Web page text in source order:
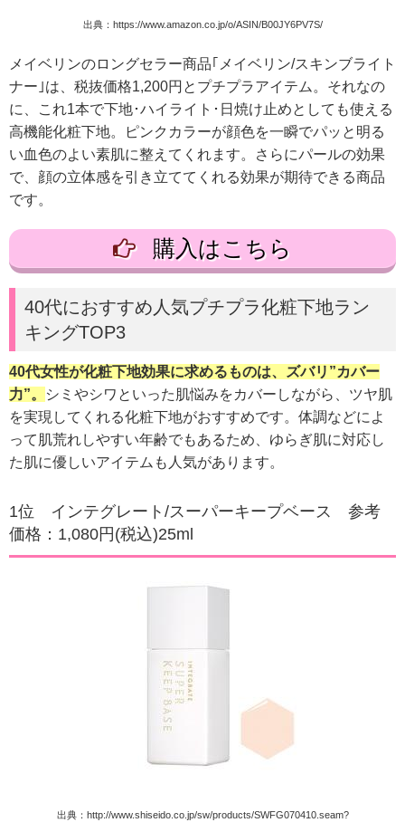
出典：https://www.amazon.co.jp/o/ASIN/B00JY6PV7S/
メイベリンのロングセラー商品｢メイベリン/スキンブライト
ナー｣は、税抜価格1,200円とプチプラアイテム。それなの
に、これ1本で下地･ハイライト･日焼け止めとしても使える
高機能化粧下地。ピンクカラーが顔色を一瞬でパッと明る
い血色のよい素肌に整えてくれます。さらにパールの効果
で、顔の立体感を引き立ててくれる効果が期待できる商品
です。
購入はこちら
40代におすすめ人気プチプラ化粧下地ラン
キングTOP3
40代女性が化粧下地効果に求めるものは、ズバリ”カバー
力”。
シミやシワといった肌悩みをカバーしながら、ツヤ肌
を実現してくれる化粧下地がおすすめです。 体調などによ
って肌荒れしやすい年齢でもあるため、ゆらぎ肌に対応し
た肌に優しいアイテムも人気があります。
1位 インテグレート/スーパーキープベース 参考
価格：1,080円(税込)25ml
出典：http://www.shiseido.co.jp/sw/products/SWFG070410.seam?